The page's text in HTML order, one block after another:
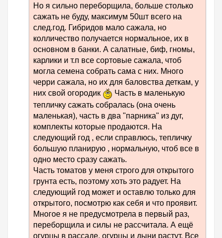
Но я сильно переборщила, больше столько
сажать не буду, максимум 50шт всего на
след.год. Гибридов мало сажала, но
колличество получается нормальное, их в
основном в банки. А салатные, биф, гномы,
карлики и т.п все сортовые сажала, чтоб
могла семена собрать сама с них. Много
черри сажала, но их для баловства деткам, у
них свой огородик
Часть в маленькую
тепличку сажать собралась (она очень
маленькая), часть в два "парника" из дуг,
комплекты которые продаются. На
следующий год , если справлюсь, тепличку
большую планирую , нормальную, чтоб все в
одно место сразу сажать.
Часть томатов у меня строго для открытого
грунта есть, поэтому хоть это радует. На
следующий год может и оставлю только для
открытого, посмотрю как себя и что проявит.
Многое я не предусмотрела в первый раз,
переборщила и силы не рассчитала. А ещё
огурцы в рассаде, огурцы и дыни растут. Все